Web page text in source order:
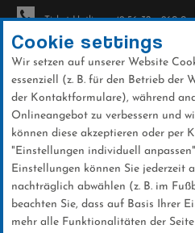
Direkt
zum
Inhalt
Ticket-Hotline: +49 56 32 - 960-0
News
Cookie settings
Wir setzen auf unserer Website
essenziell (z. B. für den Betrieb der
der Kontaktformulare), während
Onlineangebot zu verbessern und
können diese akzeptieren oder per
"Einstellungen individuell
Einstellungen können Sie jederzeit
nachträglich abwählen (z. B. im
beachten Sie, dass auf Basis Ihrer
mehr alle Funktionalitäten der